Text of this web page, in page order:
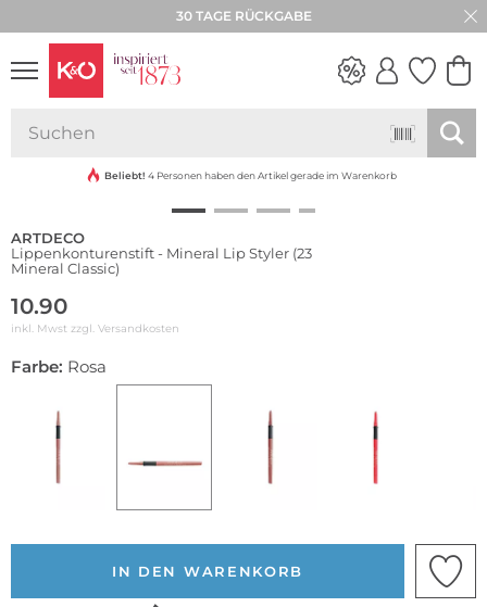
30 TAGE RÜCKGABE
VIBES
Beliebt! 4 Personen haben den Artikel gerade im Warenkorb
ARTDECO
Lippenkonturenstift - Mineral Lip Styler (23
Mineral Classic)
10.90
inkl. Mwst zzgl. Versandkosten
Farbe: Rosa
IN DEN WARENKORB